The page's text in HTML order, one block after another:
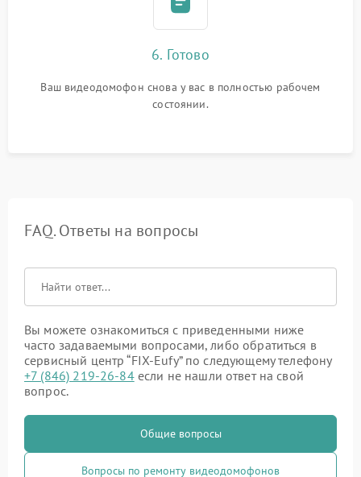
6. Готово
Ваш видеодомофон снова у вас в полностью рабочем
состоянии.
FAQ. Ответы на вопросы
Вы можете ознакомиться с приведенными ниже
часто задаваемыми вопросами, либо обратиться в
сервисный центр “FIX-Eufy” по следующему телефону
+7 (846) 219-26-84если не нашли ответ на свой
вопрос.
Общие вопросы
Вопросы по ремонту видеодомофонов